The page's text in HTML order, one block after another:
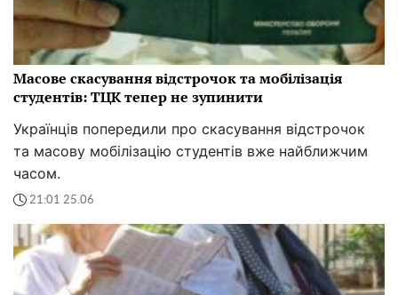
Масове скасування відстрочок та мобілізація
студентів: ТЦК тепер не зупинити
Українців попередили про скасування відстрочок
та масову мобілізацію студентів вже найближчим
часом.
21:01 25.06